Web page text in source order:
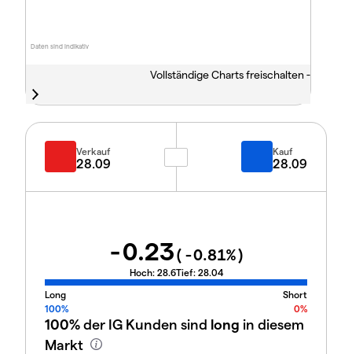
Daten sind indikativ
Vollständige Charts freischalten -
Verkauf
28.09
Kauf
28.09
-0.23( -0.81%)
Hoch: 28.6Tief: 28.04
Long
Short
100%
0%
100%der IG Kunden sind long in diesem
Markt